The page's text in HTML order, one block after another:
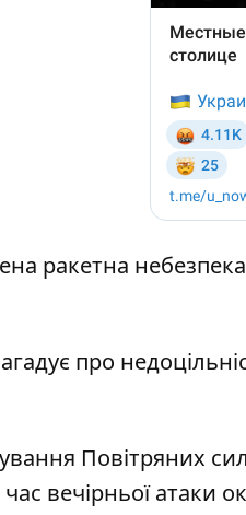
ракетна
про
Повітряних
вечірньої атаки